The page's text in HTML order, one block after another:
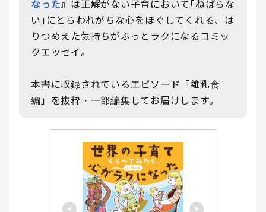
なった』は正解がない子育において｢ねばらな
い｣にとらわれがちな心をほぐしてくれる、は
りつめえた気持ちがふっとラクになるコミッ
クエッセイ。
本書に収録されているエピソード「離乳食
編」を抜粋・一部編集してお届けします。